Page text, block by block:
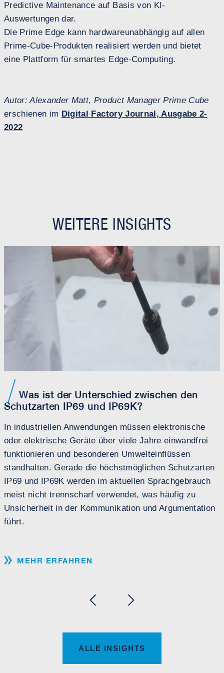
Predictive Maintenance auf Basis von KI-
Auswertungen dar.
Die Prime Edge kann hardwareunabhängig auf allen
Prime-Cube-Produkten realisiert werden und bietet
eine Plattform für smartes Edge-Computing.
Autor: Alexander Matt, Product Manager Prime Cube
erschienen im Digital Factory Journal, Ausgabe 2-
2022
WEITERE INSIGHTS
Was ist der Unterschied zwischen den
Schutzarten IP69 und IP69K?
In industriellen Anwendungen müssen elektronische
oder elektrische Geräte über viele Jahre einwandfrei
funktionieren und besonderen Umwelteinflüssen
standhalten. Gerade die höchstmöglichen Schutzarten
IP69 und IP69K werden im aktuellen Sprachgebrauch
meist nicht trennscharf verwendet, was häufig zu
Unsicherheit in der Kommunikation und Argumentation
führt.
MEHR ERFAHREN
ALLE INSIGHTS